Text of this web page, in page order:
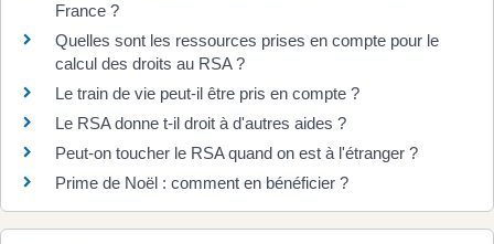
France ?
Quelles sont les ressources prises en compte pour le
calcul des droits au RSA ?
Le train de vie peut-il être pris en compte ?
Le RSA donne t-il droit à d'autres aides ?
Peut-on toucher le RSA quand on est à l'étranger ?
Prime de Noël : comment en bénéficier ?